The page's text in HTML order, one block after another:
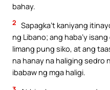
bahay.
2 Sapagka’t kaniyang
ng Libano; ang haba’y
limang pung siko, at ang
na hanay na haliging sedro
ibabaw ng mga haligi.